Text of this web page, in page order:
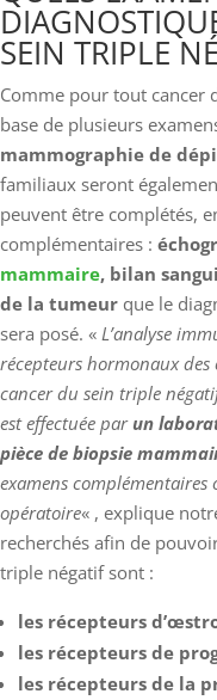
SEIN TRIPLE
Comme pour tout cancer
base de plusieurs
mammographie de
familiaux seront
peuvent être complétés,
complémentaires :
mammaire, bilan
de la tumeur que le
sera posé. « L’analyse
récepteurs hormonaux
cancer du sein triple
est effectuée parun
pièce de biopsie
examens complémentaires
opératoire« , explique
recherchés afin de
triple négatif sont :
les récepteurs
les récepteurs de
les récepteurs de la